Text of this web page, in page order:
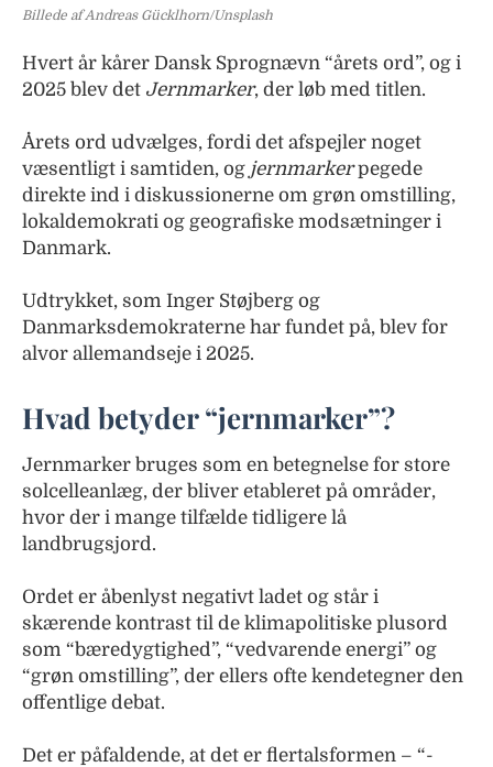
Billede af Andreas Gücklhorn/Unsplash
Hvert år kårer Dansk Sprognævn “årets ord”, og i
2025 blev det Jernmarker, der løb med titlen.
Årets ord udvælges, fordi det afspejler noget
væsentligt i samtiden, og jernmarkerpegede
direkte ind i diskussionerne om grøn omstilling,
lokaldemokrati og geografiske modsætninger i
Danmark.
Udtrykket, som Inger Støjberg og
Danmarksdemokraterne har fundet på, blev for
alvor allemandseje i 2025.
Hvad betyder “jernmarker”?
Jernmarker bruges som en betegnelse for store
solcelleanlæg, der bliver etableret på områder,
hvor der i mange tilfælde tidligere lå
landbrugsjord.
Ordet er åbenlyst negativt ladet og står i
skærende kontrast til de klimapolitiske plusord
som “bæredygtighed”, “vedvarende energi” og
“grøn omstilling”, der ellers ofte kendetegner den
offentlige debat.
Det er påfaldende, at det er flertalsformen – “-